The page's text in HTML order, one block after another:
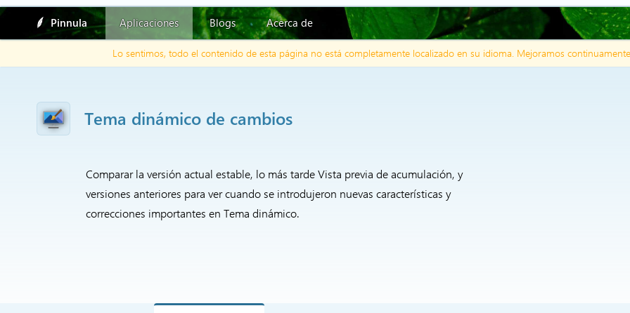
Pinnula Aplicaciones Blogs Acerca de
Lo sentimos, todo el contenido de esta página no está completamente localizado en su idioma. Mejoramos
Tema dinámico de cambios
Comparar la versión actual estable, lo más tarde Vista previa de acumulación, y
versiones anteriores para ver cuando se introdujeron nuevas características y
correcciones importantes en Tema dinámico.